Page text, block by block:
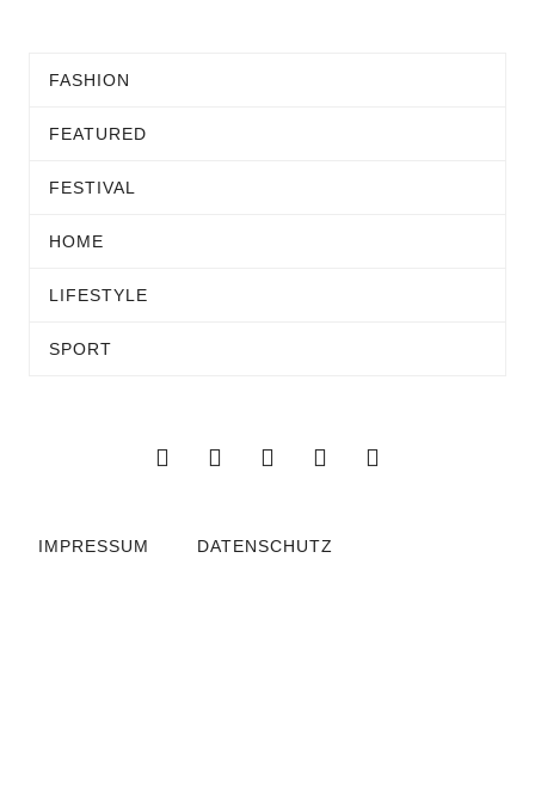
FASHION
FEATURED
FESTIVAL
HOME
LIFESTYLE
SPORT
IMPRESSUM DATENSCHUTZ